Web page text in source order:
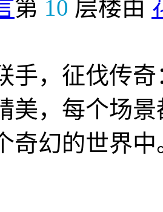
第 10 层楼由
手，征伐传
美，每个场
奇幻的世界中